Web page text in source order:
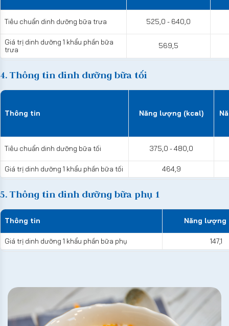
Tiêu chuẩn dinh dưỡng bữa trưa 525,0 - 640,0
Giá trị dinh dưỡng 1 khẩu phần bữa
trưa
569,5
4. Thông tin dinh dưỡng bữa tối
Thông tin Năng lượng (kcal)
Tiêu chuẩn dinh dưỡng bữa tối 375,0 - 480,0
Giá trị dinh dưỡng 1 khẩu phần bữa tối 464,9
5. Thông tin dinh dưỡng bữa phụ 1
Thông tin Năng lượng
Giá trị dinh dưỡng 1 khẩu phần bữa phụ 147,1